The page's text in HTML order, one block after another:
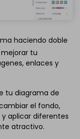
haciendo doble
tu
enlaces y
tu diagrama de
el fondo,
aplicar diferentes
atractivo.